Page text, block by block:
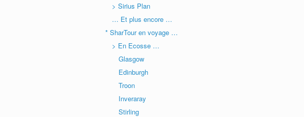
> Sirius Plan
… Et plus encore …
* SharTour en voyage …
> En Ecosse …
Glasgow
Edinburgh
Troon
Inveraray
Stirling